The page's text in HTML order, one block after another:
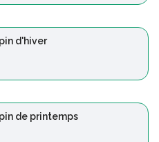
d'hiver
de printemps